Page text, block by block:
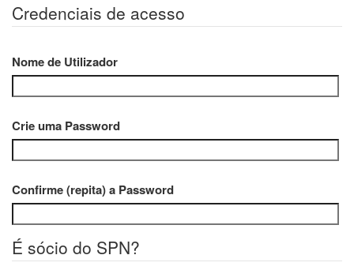
Credenciais de acesso
Nome de Utilizador
Crie uma Password
Confirme (repita) a Password
É sócio do SPN?